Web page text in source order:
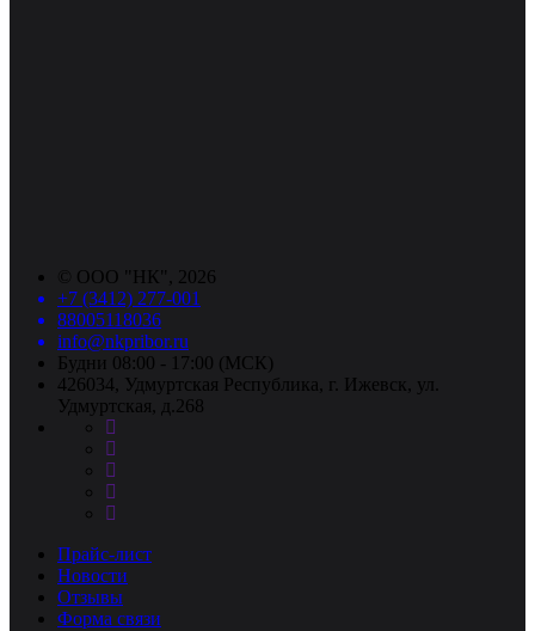
© ООО "НК", 2026
+7 (3412) 277-001
88005118036
info@nkpribor.ru
Будни 08:00 - 17:00 (МСК)
426034, Удмуртская Республика, г. Ижевск, ул.
Удмуртская, д.268
Прайс-лист
Новости
Отзывы
Форма связи